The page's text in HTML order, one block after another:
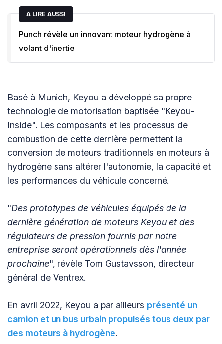
A LIRE AUSSI
Punch révèle un innovant moteur hydrogène à
volant d'inertie
Basé à Munich, Keyou a développé sa propre
technologie de motorisation baptisée "Keyou-
Inside". Les composants et les processus de
combustion de cette dernière permettent la
conversion de moteurs traditionnels en moteurs à
hydrogène sans altérer l'autonomie, la capacité et
les performances du véhicule concerné.
"Des prototypes de véhicules équipés de la
dernière génération de moteurs Keyou et des
régulateurs de pression fournis par notre
entreprise seront opérationnels dès l'année
prochaine", révèle Tom Gustavsson, directeur
général de Ventrex.
En avril 2022, Keyou a par ailleurs présenté un
camion et un bus urbain propulsés tous deux par
des moteurs à hydrogène.